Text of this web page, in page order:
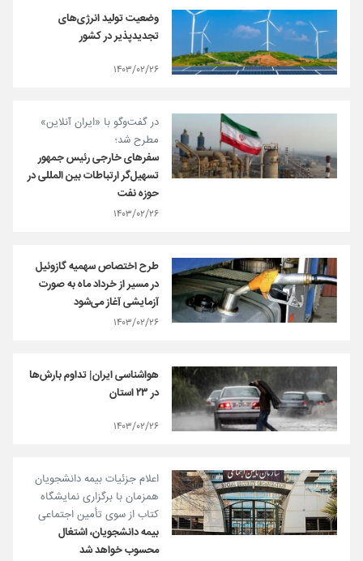
وضعیت تولید انرژی‌های
تجدیدپذیر در کشور
۱۴۰۳/۰۲/۲۶
در گفت‌وگو با «ایران آنلاین»
مطرح شد؛
سفرهای خارجی رئیس جمهور
تسهیل‌گر ارتباطات بین المللی در
حوزه نفت
۱۴۰۳/۰۲/۲۶
طرح اختصاص سهمیه گازوئیل
در مسیر از خرداد ماه به صورت
آزمایشی آغاز می‌شود
۱۴۰۳/۰۲/۲۶
هواشناسی ایران| تداوم بارش‌ها
در ۲۳ استان
۱۴۰۳/۰۲/۲۶
اعلام جزئیات بیمه دانشجویان
همزمان با برگزاری نمایشگاه
کتاب از سوی تأمین اجتماعی
بیمه دانشجویان، اشتغال
محسوب خواهد شد